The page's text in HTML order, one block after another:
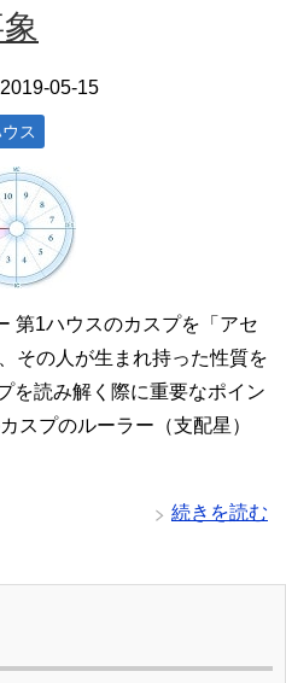
2019-05-15
ス
第1ハウスのカスプを「アセ
その人が生まれ持った性質を
を読み解く際に重要なポイン
スプのルーラー（支配星）
続きを読む